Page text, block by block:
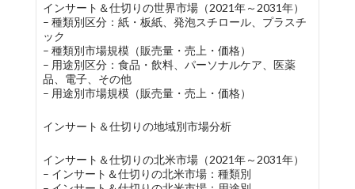
インサート＆仕切りの世界市場（2021年～2031年）
– 種類別区分：紙・板紙、発泡スチロール、プラスチ
ック
– 種類別市場規模（販売量・売上・価格）
– 用途別区分：食品・飲料、パーソナルケア、医薬
品、電子、その他
– 用途別市場規模（販売量・売上・価格）
インサート＆仕切りの地域別市場分析
インサート＆仕切りの北米市場（2021年～2031年）
– インサート＆仕切りの北米市場：種類別